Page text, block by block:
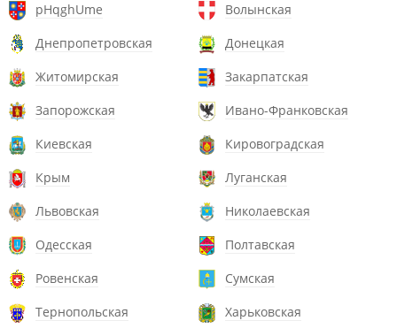
pHqghUme
Волынская
Днепропетровская
Донецкая
Житомирская
Закарпатская
Запорожская
Ивано-Франковская
Киевская
Кировоградская
Крым
Луганская
Львовская
Николаевская
Одесская
Полтавская
Ровенская
Сумская
Тернопольская
Харьковская